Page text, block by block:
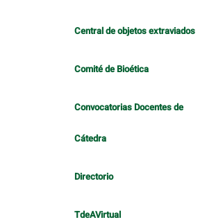
Central de objetos extraviados
Comité de Bioética
Convocatorias Docentes de
Cátedra
Directorio
TdeAVirtual